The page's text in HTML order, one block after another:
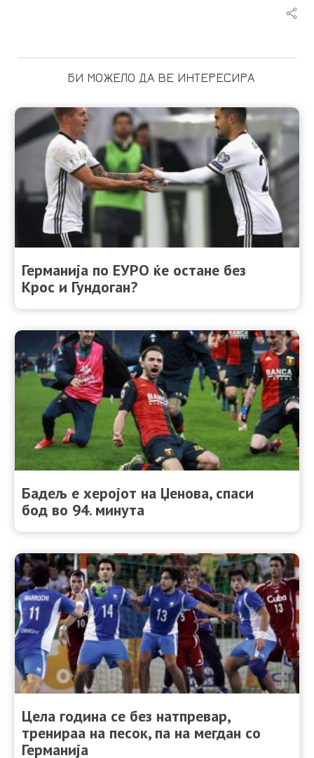
БИ МОЖЕЛО ДА ВЕ ИНТЕРЕСИРА
Германија по ЕУРО ќе остане без
Крос и Гундоган?
Бадељ е херојот на Џенова, спаси
бод во 94. минута
Цела година се без натпревар,
тренираа на песок, па на мегдан со
Германија